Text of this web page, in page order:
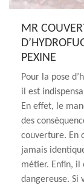
MR
PEXINE
Pour la pose
il est
En effet, le
des
couverture. En
jamais
métier. Enfin, il
dangereuse. Si